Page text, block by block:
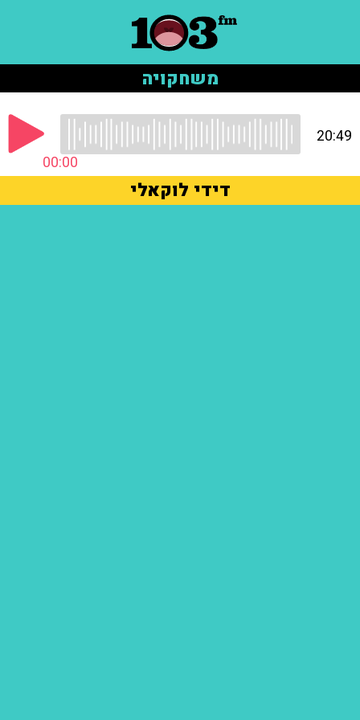
משחקויה
00:00
20:49
דידי לוקאלי